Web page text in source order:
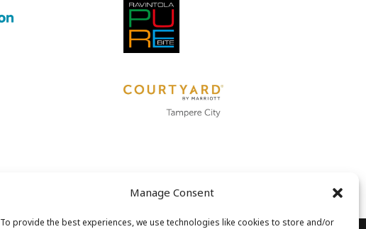
Manage Consent
To provide the best experiences, we use technologies like cookies to store and/or